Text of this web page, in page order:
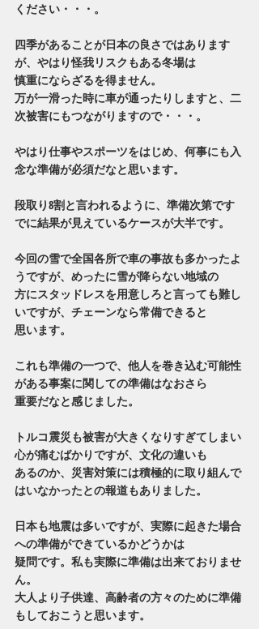
ください・・・。
四季があることが日本の良さではあります
が、やはり怪我リスクもある冬場は
慎重にならざるを得ません。
万が一滑った時に車が通ったりしますと、二
次被害にもつながりますので・・・。
やはり仕事やスポーツをはじめ、何事にも入
念な準備が必須だなと思います。
段取り8割と言われるように、準備次第です
でに結果が見えているケースが大半です。
今回の雪で全国各所で車の事故も多かったよ
うですが、めったに雪が降らない地域の
方にスタッドレスを用意しろと言っても難し
いですが、チェーンなら常備できると
思います。
これも準備の一つで、他人を巻き込む可能性
がある事案に関しての準備はなおさら
重要だなと感じました。
トルコ震災も被害が大きくなりすぎてしまい
心が痛むばかりですが、文化の違いも
あるのか、災害対策には積極的に取り組んで
はいなかったとの報道もありました。
日本も地震は多いですが、実際に起きた場合
への準備ができているかどうかは
疑問です。私も実際に準備は出来ておりませ
ん。
大人より子供達、高齢者の方々のために準備
もしておこうと思います。